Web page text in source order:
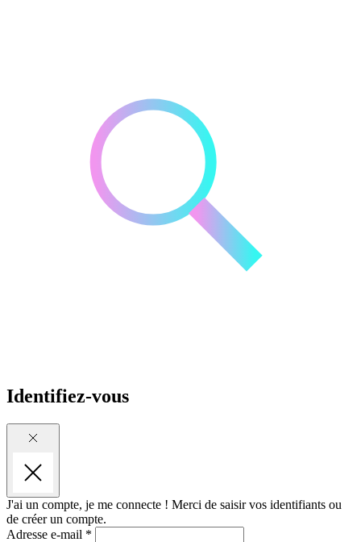
Identifiez-vous
J'ai un compte, je me connecte ! Merci de saisir vos identifiants ou
de créer un compte.
Adresse e-mail *